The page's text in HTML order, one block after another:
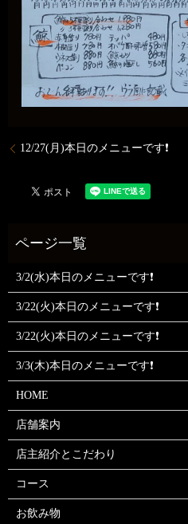
12/27(月)本日のメニューです❗
3/2(水)本日のメニューです❗
3/22(火)本日のメニューです❗
3/22(火)本日のメニューです❗
3/3(木)本日のメニューです❗
HOME
店舗案内
店主紹介とこだわり
コース
お飲み物